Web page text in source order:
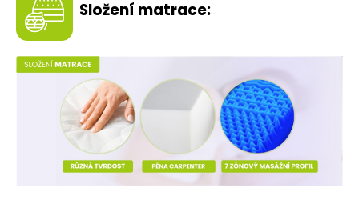
Složení matrace: